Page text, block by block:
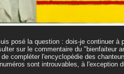
posé la question : dois-je continuer à
sur le commentaire du "bienfaiteur
compléter l'encyclopédie des
sont introuvables, à l'exception